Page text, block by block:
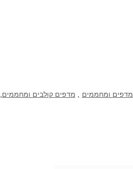
מדפים ומחממים מדפים קולבים ומחממים